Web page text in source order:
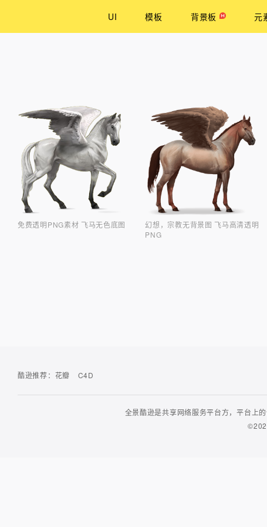
UI 模板 背景板 元
免费透明PNG素材 飞马无色底图
幻想，宗教无背景图 飞马高清透明
PNG
酷逊推荐： 花瓣 C4D
全景酷逊是共享网络服务平台方，平台上